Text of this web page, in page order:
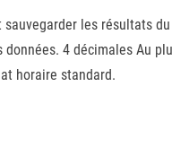
les résultats
4 décimales Au
horaire standard.